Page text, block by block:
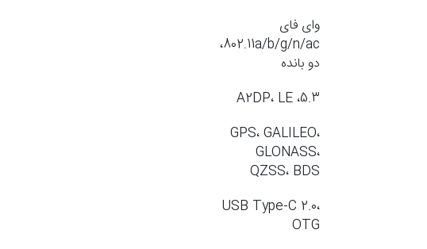
وای فای
802.11a/b/g/n/ac،
دو بانده
5.3، A2DP، LE
GPS، GALILEO،
GLONASS،
QZSS، BDS
USB Type-C 2.0،
OTG